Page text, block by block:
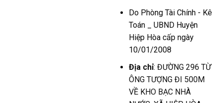
Do Phòng Tài Chính - Kê
Toán _ UBND Huyện
Hiệp Hòa cấp ngày
10/01/2008
Địa chỉ: ĐƯỜNG 296 TỪ
ÔNG TƯỢNG ĐI 500M
VỀ KHO BẠC NHÀ